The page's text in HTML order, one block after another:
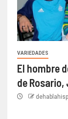
VARIEDADES
El hombre
de